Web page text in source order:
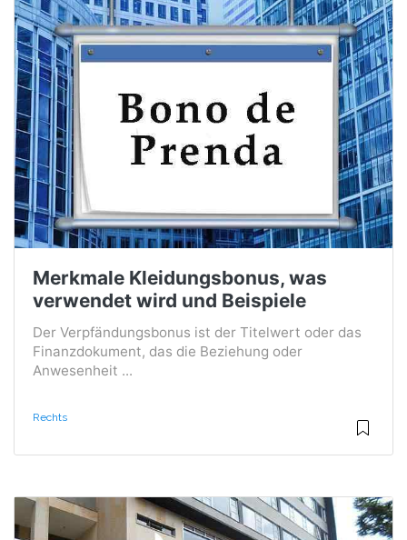
Merkmale Kleidungsbonus, was
verwendet wird und Beispiele
Der Verpfändungsbonus ist der Titelwert oder das
Finanzdokument, das die Beziehung oder
Anwesenheit ...
Rechts